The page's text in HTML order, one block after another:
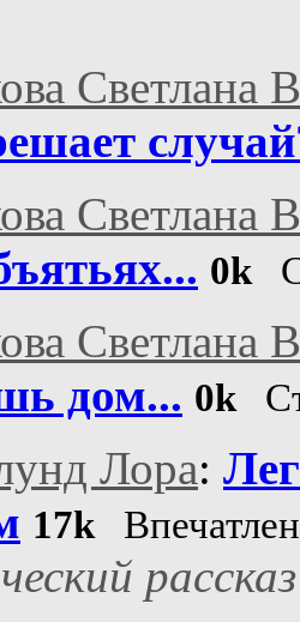
Светлана
Светлана
0k
Светлана
дом... 0k
Лора:
17k